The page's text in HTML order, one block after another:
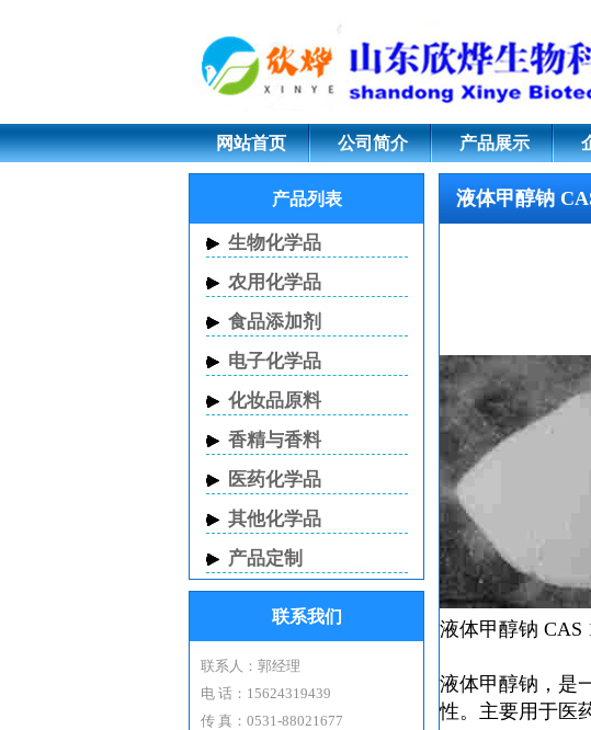
液体甲醇钠; CAS 124-
网站首页 公司简介 产品展示
液体甲醇钠
液体甲醇钠 CAS
液体甲醇钠 ，是
性。主要用于医
产品列表
生物化学品
农用化学品
食品添加剂
电子化学品
化妆品原料
香精与香料
医药化学品
其他化学品
产品定制
联系我们
联系人：郭经理
电 话：15624319439
传 真：0531-88021677